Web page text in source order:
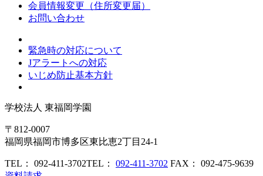
会員情報変更（住所変更届）
お問い合わせ
緊急時の対応について
Jアラートへの対応
いじめ防止基本方針
学校法人 東福岡学園
〒812-0007
福岡県福岡市博多区東比恵2丁目24-1
TEL： 092-411-3702TEL： 092-411-3702 FAX： 092-475-9639